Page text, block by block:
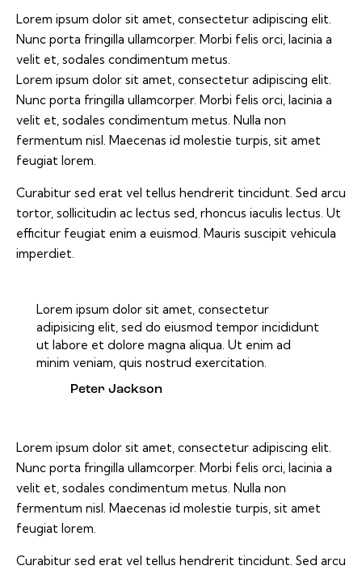
Lorem ipsum dolor sit amet, consectetur adipiscing elit.
Nunc porta fringilla ullamcorper. Morbi felis orci, lacinia a
velit et, sodales condimentum metus.
Lorem ipsum dolor sit amet, consectetur adipiscing elit.
Nunc porta fringilla ullamcorper. Morbi felis orci, lacinia a
velit et, sodales condimentum metus. Nulla non
fermentum nisl. Maecenas id molestie turpis, sit amet
feugiat lorem.
Curabitur sed erat vel tellus hendrerit tincidunt. Sed arcu
tortor, sollicitudin ac lectus sed, rhoncus iaculis lectus. Ut
efficitur feugiat enim a euismod. Mauris suscipit vehicula
imperdiet.
Lorem ipsum dolor sit amet, consectetur
adipisicing elit, sed do eiusmod tempor incididunt
ut labore et dolore magna aliqua. Ut enim ad
minim veniam, quis nostrud exercitation.
Peter Jackson
Lorem ipsum dolor sit amet, consectetur adipiscing elit.
Nunc porta fringilla ullamcorper. Morbi felis orci, lacinia a
velit et, sodales condimentum metus. Nulla non
fermentum nisl. Maecenas id molestie turpis, sit amet
feugiat lorem.
Curabitur sed erat vel tellus hendrerit tincidunt. Sed arcu